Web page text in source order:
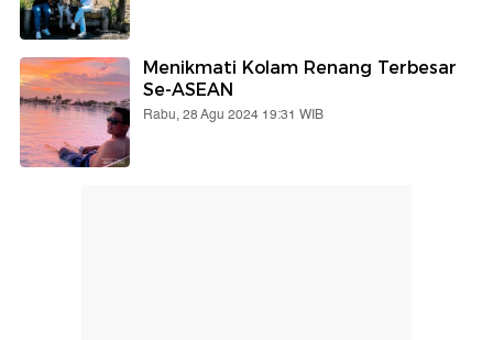
Menikmati Kolam Renang Terbesar
Se-ASEAN
Rabu, 28 Agu 2024 19:31 WIB